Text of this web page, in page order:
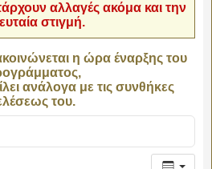
αλλαγές ακόμα και την
στιγμή.
η ώρα έναρξης του
ανάλογα με τις συνθήκες
του.